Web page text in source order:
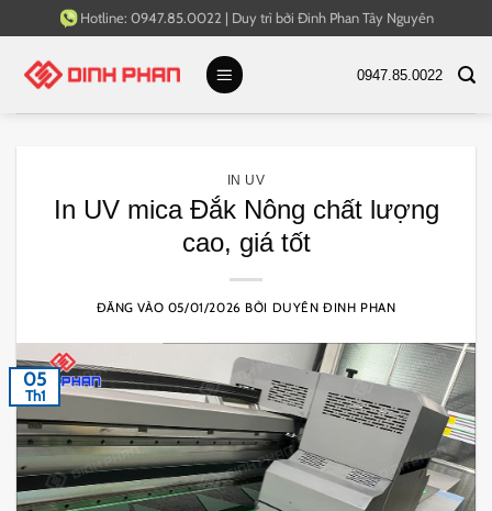
qua
Hotline: 0947.85.0022 | Duy trì bởi Đinh Phan Tây Nguyên
0947.85.0022
IN UV
In UV mica Đắk Nông chất lượng
cao, giá tốt
ĐĂNG VÀO 05/01/2026 BỞI DUYÊN ĐINH PHAN
05
Th1